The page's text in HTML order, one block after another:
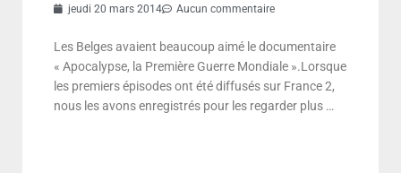
jeudi 20 mars 2014 Aucun commentaire
Les Belges avaient beaucoup aimé le documentaire
« Apocalypse, la Première Guerre Mondiale ».Lorsque
les premiers épisodes ont été diffusés sur France 2,
nous les avons enregistrés pour les regarder plus …